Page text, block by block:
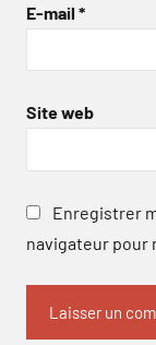
E-mail *
Site web
Enregistrer
navigateur pour